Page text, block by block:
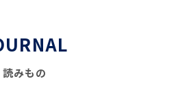
読みもの